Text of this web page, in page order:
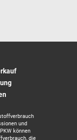
und
können
die